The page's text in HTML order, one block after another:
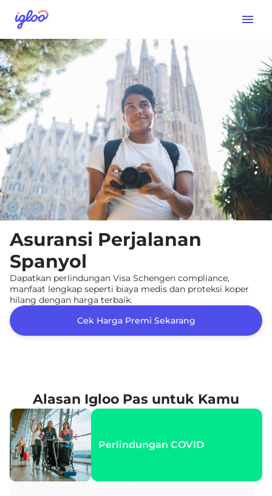
Asuransi Perjalanan
Spanyol
Dapatkan perlindungan Visa Schengen compliance,
manfaat lengkap seperti biaya medis dan proteksi koper
hilang dengan harga terbaik.
Cek Harga Premi Sekarang
Alasan Igloo Pas untuk Kamu
Perlindungan COVID